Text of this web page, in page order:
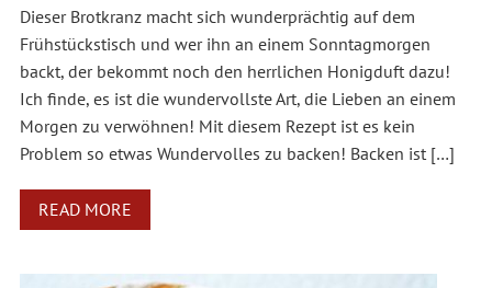
Dieser Brotkranz macht sich wunderprächtig auf dem
Frühstückstisch und wer ihn an einem Sonntagmorgen
backt, der bekommt noch den herrlichen Honigduft dazu!
Ich finde, es ist die wundervollste Art, die Lieben an einem
Morgen zu verwöhnen! Mit diesem Rezept ist es kein
Problem so etwas Wundervolles zu backen! Backen ist […]
READ MORE